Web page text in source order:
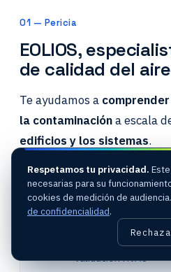
01 — Pericia
EOLIOS,
de calidad del aire
Te ayudamos a
la contaminacióna escala
edificios y los sistemas.
MODELIZACIÓN
Emisión
Calidad del aire
Difusión de la
validación HVAC
Respetamos tu privacidad.
necesarias para su
cookies de medición de
de confidencialidad.